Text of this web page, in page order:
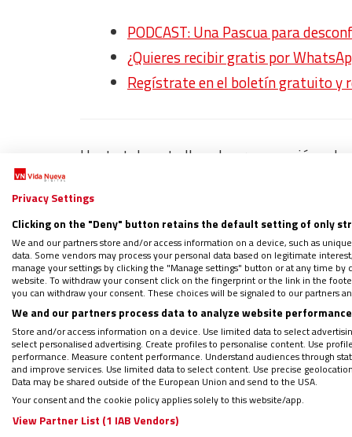
PODCAST: Una Pascua para
¿Quieres recibir gratis por
Regístrate en el boletín gratuito y
Hasta tal punto llega la preocupación
en el que llaman a respaldar
Marcos en el poder. En dicho mensaje, los
gobernado por aquellos que infligieron
falsas sonrisas, palabras y promesas?”.
en los sondeos supera el 50% de los
la vuelta de los Marcos al poder, ninguna
“Evitar el mal”
En esta misma línea ha ido la Conferencia
común” sin ceder “al odio”, buscando “la
recuerdan que la democracia debe
Privacy Settings
Clicking on the "Deny" button retains the default setting of only
We and our partners store and/or access information on a device, such as
data. Some vendors may process your personal data based on legitimate
manage your settings by clicking the "Manage settings" button or at any time
website. To withdraw your consent click on the fingerprint or the link in the
you can withdraw your consent. These choices will be signaled to our partners
We and our partners process data to analyze website
Store and/or access information on a device. Use limited data to select
select personalised advertising. Create profiles to personalise content. Use
performance. Measure content performance. Understand audiences through
and improve services. Use limited data to select content. Use precise
Data may be shared outside of the European Union and send to the USA.
Your consent and the cookie policy applies solely to this website/app.
View Partner List (1 IAB Vendors)